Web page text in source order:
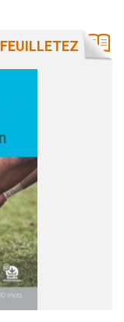
FEUILLETEZ